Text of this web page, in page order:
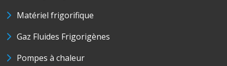
Matériel frigorifique
Gaz Fluides Frigorigènes
Pompes à chaleur